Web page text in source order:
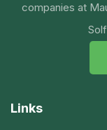
companies at
Links